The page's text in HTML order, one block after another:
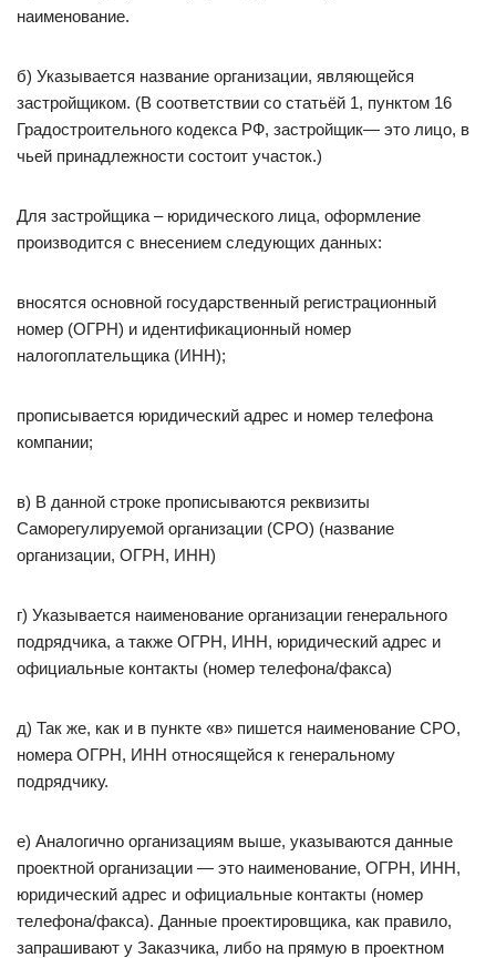
наименование.
б) Указывается название организации, являющейся
застройщиком. (В соответствии со статьёй 1, пунктом 16
Градостроительного кодекса РФ, застройщик— это лицо, в
чьей принадлежности состоит участок.)
Для застройщика – юридического лица, оформление
производится с внесением следующих данных:
вносятся основной государственный регистрационный
номер (ОГРН) и идентификационный номер
налогоплательщика (ИНН);
прописывается юридический адрес и номер телефона
компании;
в) В данной строке прописываются реквизиты
Саморегулируемой организации (СРО) (название
организации, ОГРН, ИНН)
г) Указывается наименование организации генерального
подрядчика, а также ОГРН, ИНН, юридический адрес и
официальные контакты (номер телефона/факса)
д) Так же, как и в пункте «в» пишется наименование СРО,
номера ОГРН, ИНН относящейся к генеральному
подрядчику.
е) Аналогично организациям выше, указываются данные
проектной организации — это наименование, ОГРН, ИНН,
юридический адрес и официальные контакты (номер
телефона/факса). Данные проектировщика, как правило,
запрашивают у Заказчика, либо на прямую в проектном